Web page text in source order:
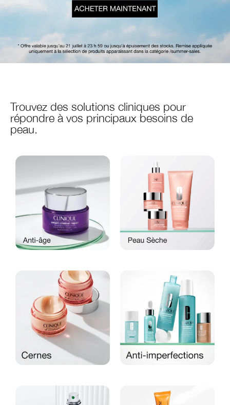
Trouvez des solutions cliniques pour
répondre à vos principaux besoins de
peau.